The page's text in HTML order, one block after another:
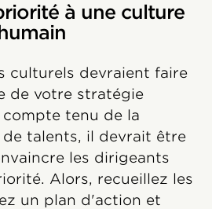
à une culture
culturels devraient faire
de votre stratégie
tenu de la
talents, il devrait être
les dirigeants
Alors, recueillez les
un plan d'action et